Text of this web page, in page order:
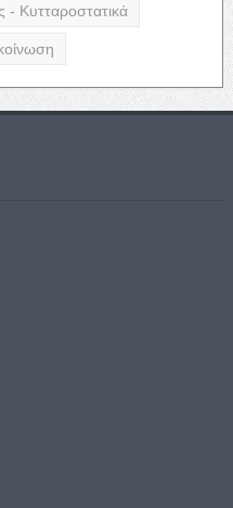
- Κυτταροστατικά